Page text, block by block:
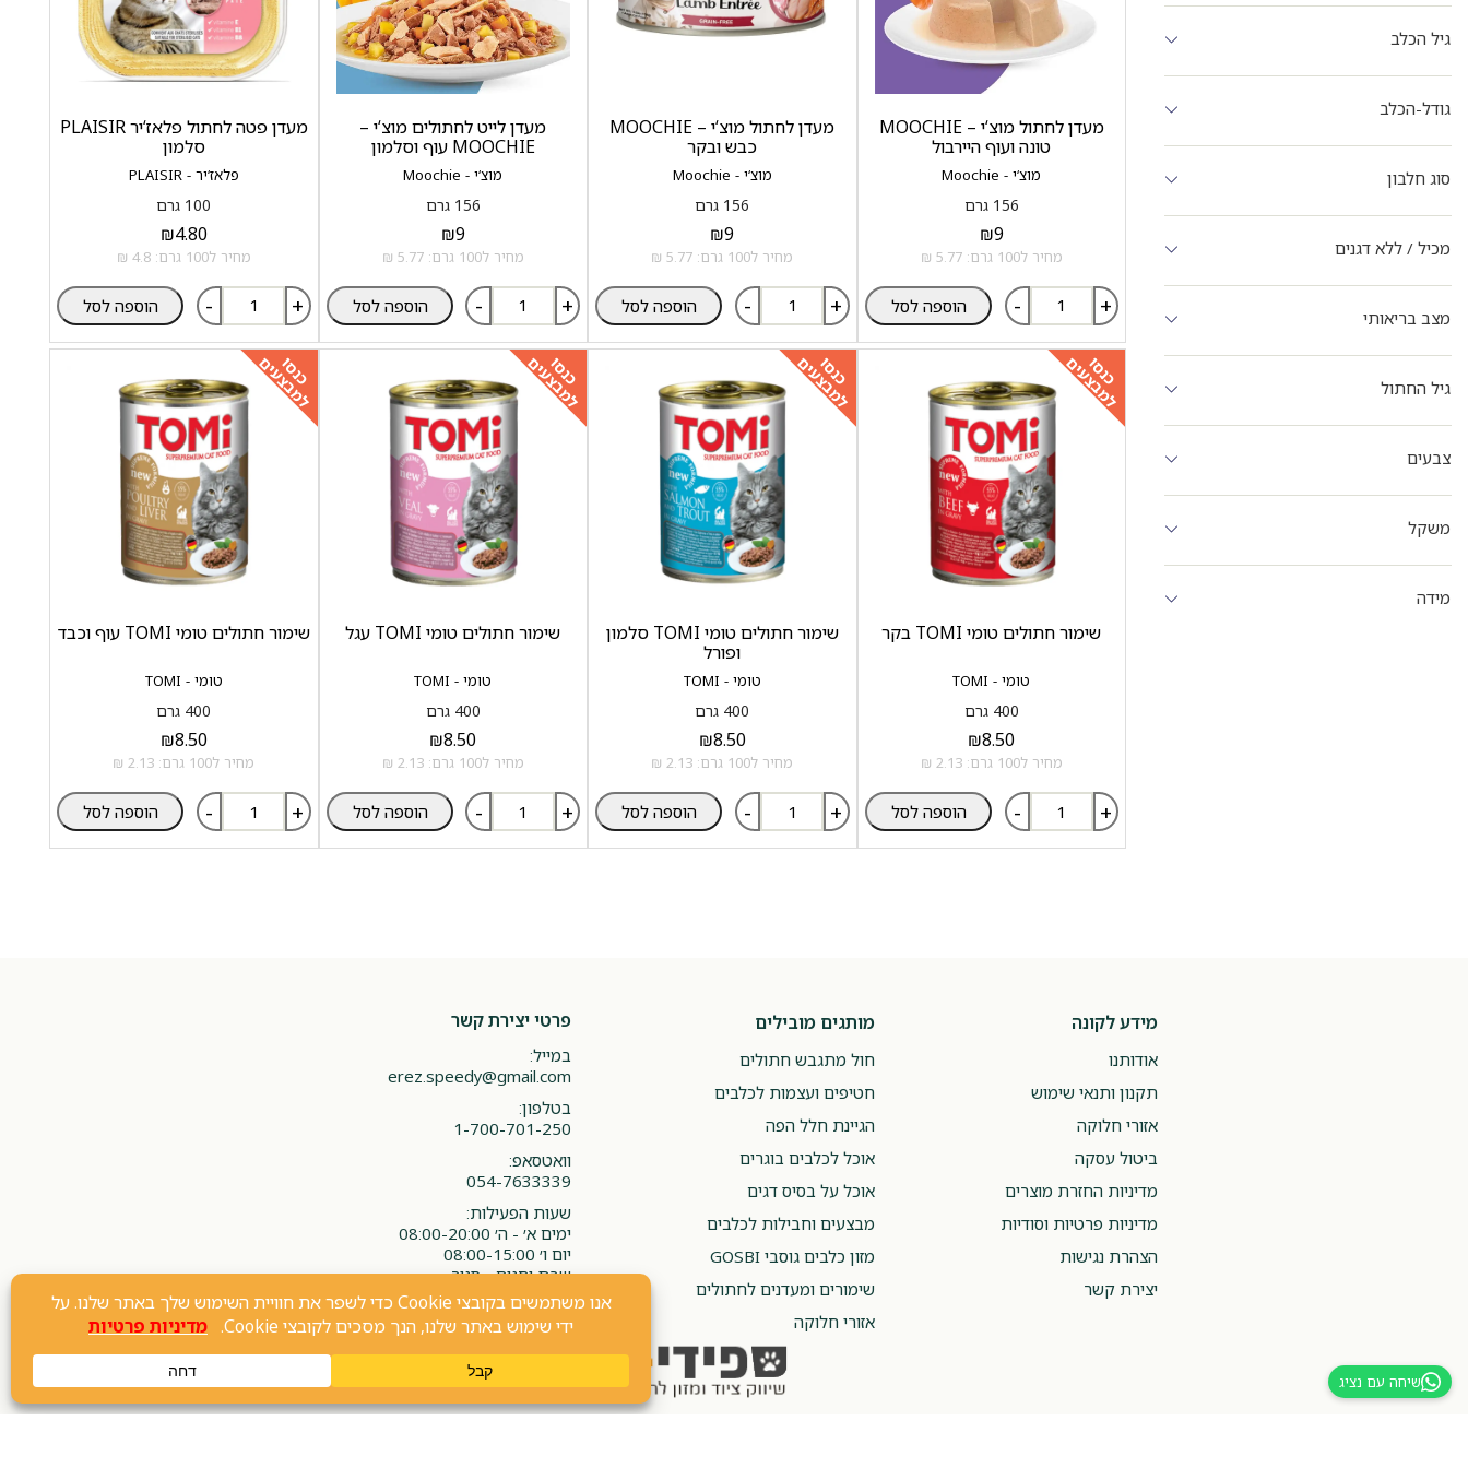
גיל הכלב
גודל-הכלב
סוג חלבון
מכיל / ללא דגנים
מצב בריאותי
גיל החתול
צבעים
משקל
מידה
מוצ‘י - Moochie
מעדן לחתול מוצ‘י – MOOCHIE
טונה ועוף היירבול
156 גרם
₪9
מחיר ל100 גרם: 5.77 ₪
- + הוספה לסל
מוצ‘י - Moochie
מעדן לחתול מוצ‘י – MOOCHIE
כבש ובקר
156 גרם
₪9
מחיר ל100 גרם: 5.77 ₪
- + הוספה לסל
מוצ‘י - Moochie
מעדן לייט לחתולים מוצ‘י –
MOOCHIE עוף וסלמון
156 גרם
₪9
מחיר ל100 גרם: 5.77 ₪
- + הוספה לסל
פלאז‘יר - PLAISIR
מעדן פטה לחתול פלאז‘יר PLAISIR
סלמון
100 גרם
₪4.80
מחיר ל100 גרם: 4.8 ₪
- + הוספה לסל
כנסו
למבצעים
טומי - TOMI
שימור חתולים טומי TOMI בקר
400 גרם
₪8.50
מחיר ל100 גרם: 2.13 ₪
- + הוספה לסל
כנסו
למבצעים
טומי - TOMI
שימור חתולים טומי TOMI סלמון
ופורל
400 גרם
₪8.50
מחיר ל100 גרם: 2.13 ₪
- + הוספה לסל
כנסו
למבצעים
טומי - TOMI
שימור חתולים טומי TOMI עגל
400 גרם
₪8.50
מחיר ל100 גרם: 2.13 ₪
- + הוספה לסל
כנסו
למבצעים
טומי - TOMI
שימור חתולים טומי TOMI עוף וכבד
400 גרם
₪8.50
מחיר ל100 גרם: 2.13 ₪
- + הוספה לסל
מידע לקונה
אודותנו
תקנון ותנאי שימוש
אזורי חלוקה
ביטול עסקה
מדיניות החזרת מוצרים
מדיניות פרטיות וסודיות
הצהרת נגישות
יצירת קשר
מותגים מובילים
חול מתגבש חתולים
חטיפים ועצמות לכלבים
הגיינת חלל הפה
אוכל לכלבים בוגרים
אוכל על בסיס דגים
מבצעים וחבילות לכלבים
מזון כלבים גוסבי GOSBI
שימורים ומעדנים לחתולים
אזורי חלוקה
פרטי יצירת קשר
במייל:
erez.speedy@gmail.com
בטלפון:
1-700-701-250
וואטסאפ:
054-7633339
שעות הפעילות:
ימים א׳ - ה׳ 08:00-20:00
יום ו׳ 08:00-15:00
שבת וחגים - סגור
שיחה עם נציג